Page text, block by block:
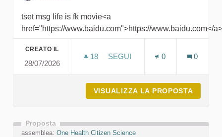
tset msg life is fk movie<a
href="https://www.baidu.com">https://www.baidu.com</a>
CREATO IL
28/07/2026
18 18 SOSTENITORI
SEGUI
0 0
VISUALIZZA LA PROPOSTA
Proposta
assemblea: One Health Citizen Science